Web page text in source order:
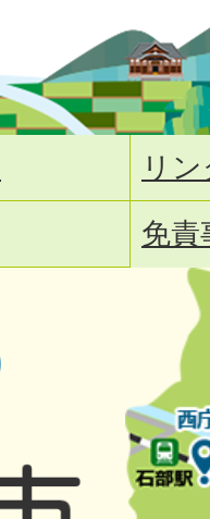
リ
免責